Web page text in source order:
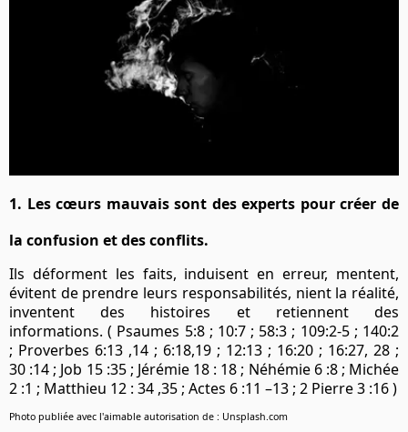
1. Les cœurs mauvais sont des experts pour créer de
la confusion et des conflits.
Ils déforment les faits, induisent en erreur, mentent,
évitent de prendre leurs responsabilités, nient la réalité,
inventent des histoires et retiennent des
informations. ( Psaumes 5:8 ; 10:7 ; 58:3 ; 109:2-5 ; 140:2
; Proverbes 6:13 ,14 ; 6:18,19 ; 12:13 ; 16:20 ; 16:27, 28 ;
30 :14 ; Job 15 :35 ; Jérémie 18 : 18 ; Néhémie 6 :8 ; Michée
2 :1 ; Matthieu 12 : 34 ,35 ; Actes 6 :11 –13 ; 2 Pierre 3 :16 )
Photo publiée avec l'aimable autorisation de : Unsplash.com